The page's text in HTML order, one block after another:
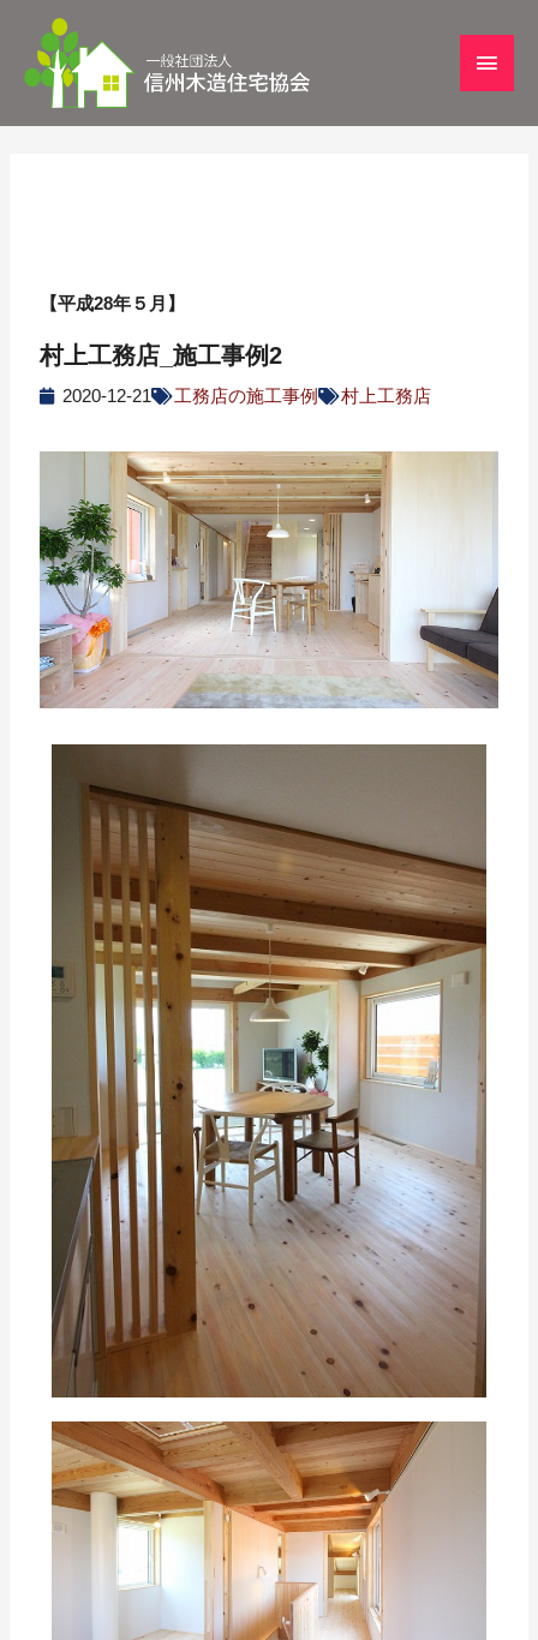
【平成28年５月】
村上工務店_施工事例2
2020-12-21 工務店の施工事例 村上工務店